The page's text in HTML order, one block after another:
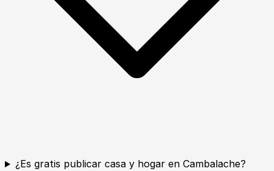
¿Es gratis publicar casa y hogar en Cambalache?